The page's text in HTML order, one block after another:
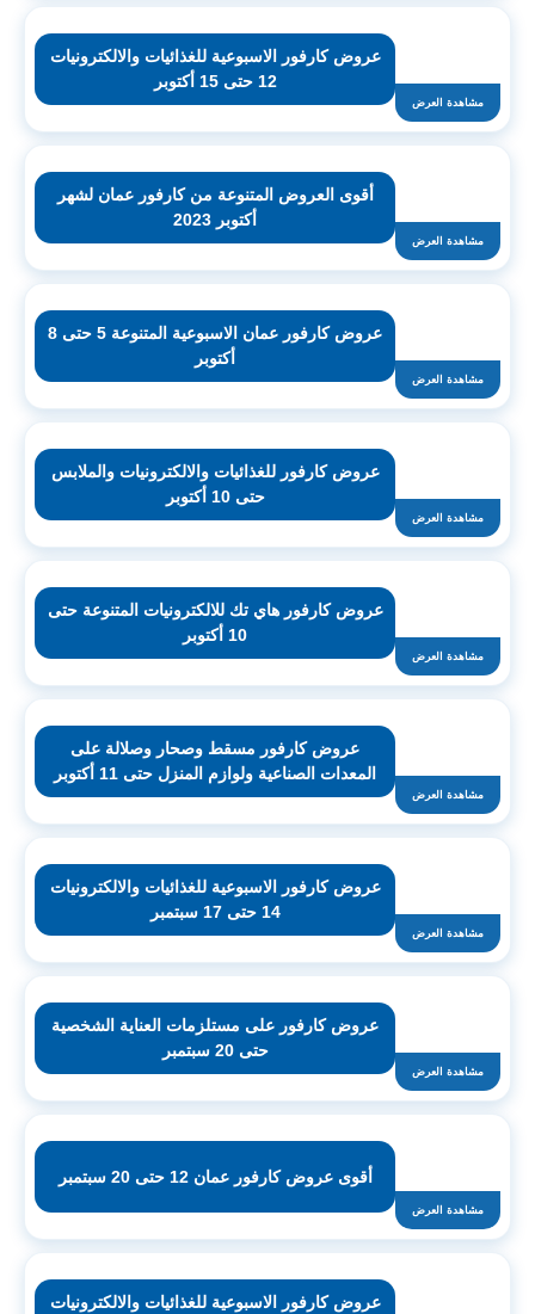
مشاهدة العرض
عروض كارفور الاسبوعية للغذائيات والالكترونيات
12 حتى 15 أكتوبر
مشاهدة العرض
أقوى العروض المتنوعة من كارفور عمان لشهر
أكتوبر 2023
مشاهدة العرض
عروض كارفور عمان الاسبوعية المتنوعة 5 حتى 8
أكتوبر
مشاهدة العرض
عروض كارفور للغذائيات والالكترونيات والملابس
حتى 10 أكتوبر
مشاهدة العرض
عروض كارفور هاي تك للالكترونيات المتنوعة حتى
10 أكتوبر
مشاهدة العرض
عروض كارفور مسقط وصحار وصلالة على
المعدات الصناعية ولوازم المنزل حتى 11 أكتوبر
مشاهدة العرض
عروض كارفور الاسبوعية للغذائيات والالكترونيات
14 حتى 17 سبتمبر
مشاهدة العرض
عروض كارفور على مستلزمات العناية الشخصية
حتى 20 سبتمبر
مشاهدة العرض
أقوى عروض كارفور عمان 12 حتى 20 سبتمبر
عروض كارفور الاسبوعية للغذائيات والالكترونيات